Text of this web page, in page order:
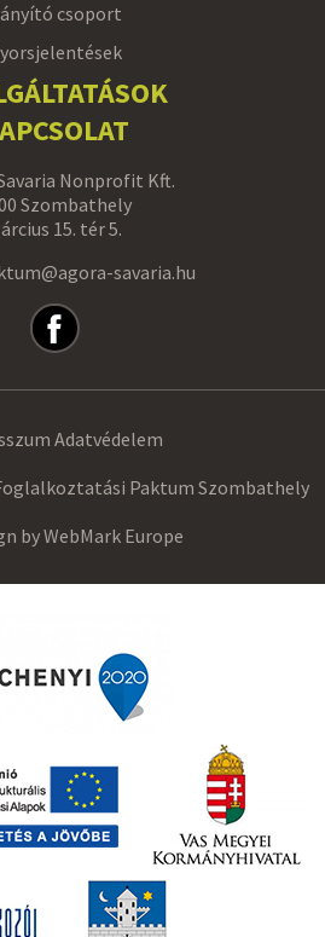
csoport
Nonprofit Kft.
Szombathely
15. tér 5.
savaria.hu
Adatvédelem
Paktum Szombathely
byWebMark Europe